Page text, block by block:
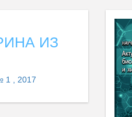
ИЗ
1 , 2017